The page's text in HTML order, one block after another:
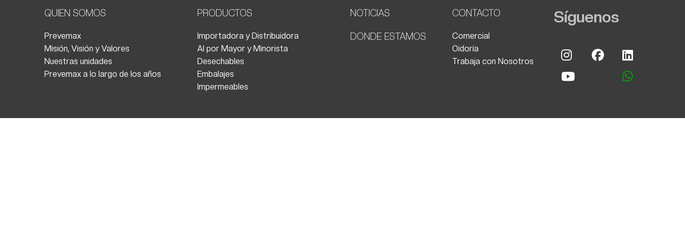
QUIEN SOMOS
Prevemax
Misión, Visión y Valores
Nuestras unidades
Prevemax a lo largo de los años
PRODUCTOS
Importadora y Distribuidora
Al por Mayor y Minorista
Desechables
Embalajes
Impermeables
NOTICIAS
DONDE ESTAMOS
CONTACTO
Comercial
Oidoría
Trabaja con Nosotros
Síguenos
InstagramFacebook
Linkedin
whatsapp